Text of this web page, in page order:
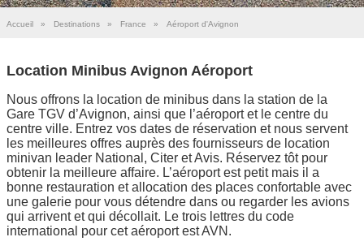
Accueil » Destinations » France » Aéroport d'Avignon
Location Minibus Avignon Aéroport
Nous offrons la location de minibus dans la station de la
Gare TGV d’Avignon, ainsi que l’aéroport et le centre du
centre ville. Entrez vos dates de réservation et nous servent
les meilleures offres auprès des fournisseurs de location
minivan leader National, Citer et Avis. Réservez tôt pour
obtenir la meilleure affaire. L’aéroport est petit mais il a
bonne restauration et allocation des places confortable avec
une galerie pour vous détendre dans ou regarder les avions
qui arrivent et qui décollait. Le trois lettres du code
international pour cet aéroport est AVN.